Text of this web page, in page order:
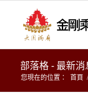
部落格 - 最新消
您現在的位置： 首頁 /